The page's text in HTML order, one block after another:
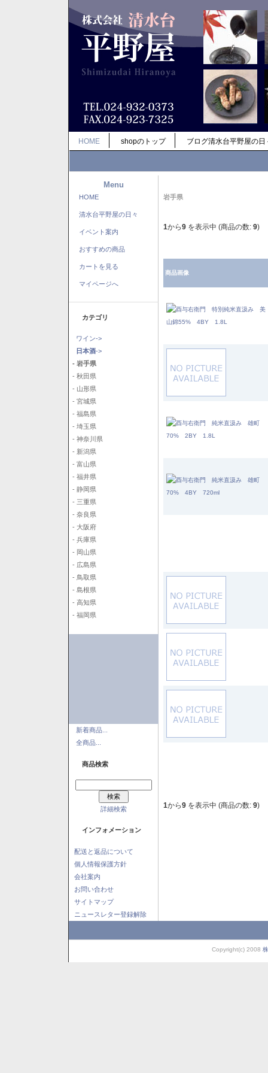
HOME shopのトップ ブログ清水台平野屋の日
Menu
HOME
清水台平野屋の日々
イベント案内
おすすめの商品
カートを見る
マイページへ
カテゴリ
ワイン->
日本酒->
- 岩手県
- 秋田県
- 山形県
- 宮城県
- 福島県
- 埼玉県
- 神奈川県
- 新潟県
- 富山県
- 福井県
- 静岡県
- 三重県
- 奈良県
- 大阪府
- 兵庫県
- 岡山県
- 広島県
- 鳥取県
- 島根県
- 高知県
- 福岡県
新着商品...
全商品...
商品検索
詳細検索
インフォメーション
配送と返品について
個人情報保護方針
会社案内
お問い合わせ
サイトマップ
ニュースレター登録解除
岩手県
1から9 を表示中 (商品の数: 9)
商品画像
1から9 を表示中 (商品の数: 9)
Copyright(c) 2008